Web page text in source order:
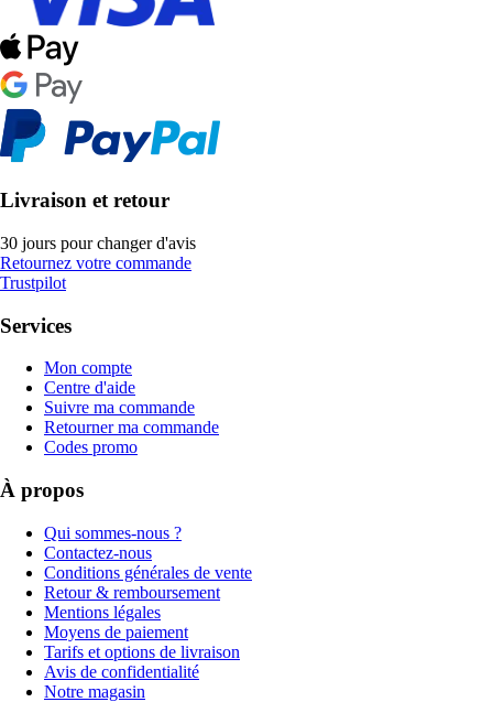
Livraison et retour
30 jours pour changer d'avis
Retournez votre commande
Trustpilot
Services
Mon compte
Centre d'aide
Suivre ma commande
Retourner ma commande
Codes promo
À propos
Qui sommes-nous ?
Contactez-nous
Conditions générales de vente
Retour & remboursement
Mentions légales
Moyens de paiement
Tarifs et options de livraison
Avis de confidentialité
Notre magasin